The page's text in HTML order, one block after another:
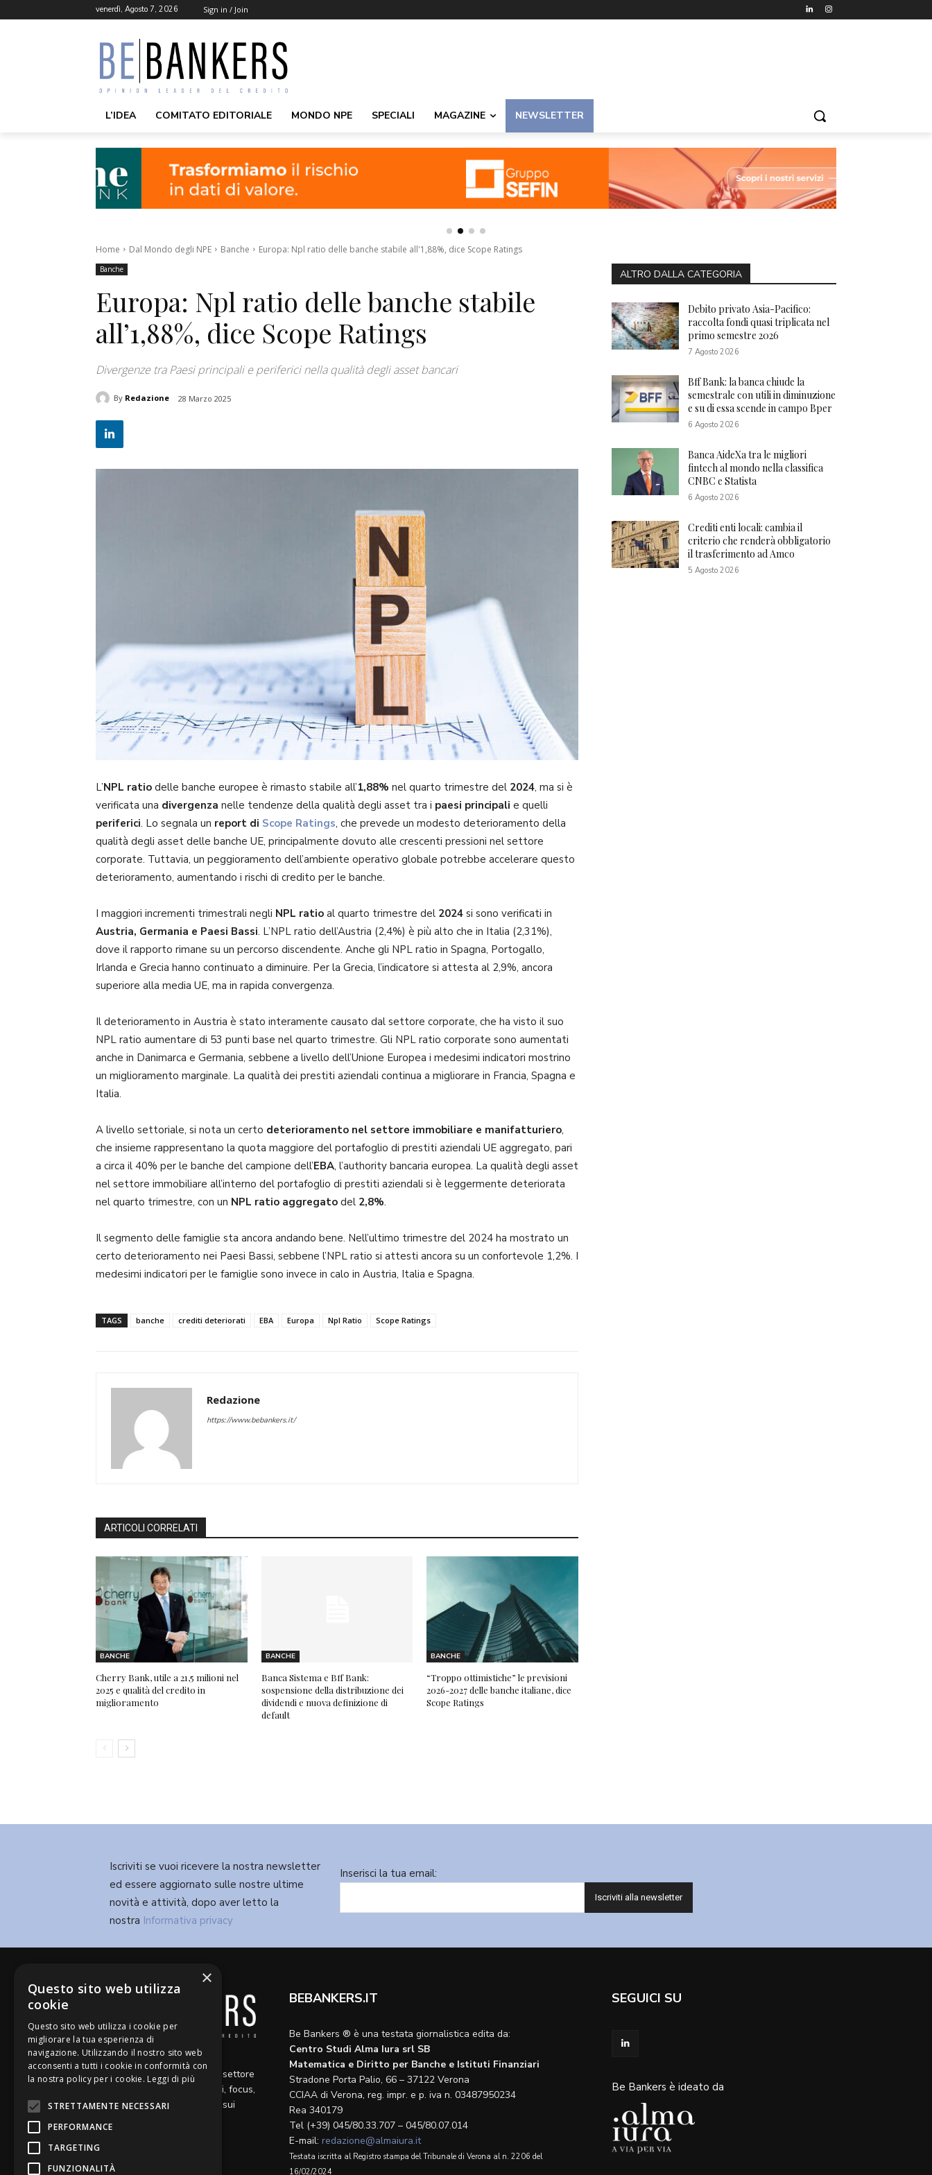
venerdì, Agosto 7, 2026 Sign in / Join
L’IDEA COMITATO EDITORIALE MONDO NPE SPECIALI MAGAZINE NEWSLETTER
Home Dal Mondo degli NPE Banche Europa: Npl ratio delle banche stabile all'1,88%, dice Scope Ratings
Banche
Europa: Npl ratio delle banche stabile
all’1,88%, dice Scope Ratings
Divergenze tra Paesi principali e periferici nella qualità degli asset bancari
By Redazione 28 Marzo 2025
L’NPL ratio delle banche europee è rimasto stabile all’1,88% nel quarto trimestre del 2024, ma si è
verificata una divergenza nelle tendenze della qualità degli asset tra i paesi principali e quelli
periferici. Lo segnala un report di Scope Ratings, che prevede un modesto deterioramento della
qualità degli asset delle banche UE, principalmente dovuto alle crescenti pressioni nel settore
corporate. Tuttavia, un peggioramento dell’ambiente operativo globale potrebbe accelerare questo
deterioramento, aumentando i rischi di credito per le banche.
I maggiori incrementi trimestrali negli NPL ratio al quarto trimestre del 2024 si sono verificati in
Austria, Germania e Paesi Bassi. L’NPL ratio dell’Austria (2,4%) è più alto che in Italia (2,31%),
dove il rapporto rimane su un percorso discendente. Anche gli NPL ratio in Spagna, Portogallo,
Irlanda e Grecia hanno continuato a diminuire. Per la Grecia, l’indicatore si attesta al 2,9%, ancora
superiore alla media UE, ma in rapida convergenza.
Il deterioramento in Austria è stato interamente causato dal settore corporate, che ha visto il suo
NPL ratio aumentare di 53 punti base nel quarto trimestre. Gli NPL ratio corporate sono aumentati
anche in Danimarca e Germania, sebbene a livello dell’Unione Europea i medesimi indicatori mostrino
un miglioramento marginale. La qualità dei prestiti aziendali continua a migliorare in Francia, Spagna e
Italia.
A livello settoriale, si nota un certo deterioramento nel settore immobiliare e manifatturiero,
che insieme rappresentano la quota maggiore del portafoglio di prestiti aziendali UE aggregato, pari
a circa il 40% per le banche del campione dell’EBA, l’authority bancaria europea. La qualità degli asset
nel settore immobiliare all’interno del portafoglio di prestiti aziendali si è leggermente deteriorata
nel quarto trimestre, con un NPL ratio aggregato del 2,8%.
Il segmento delle famiglie sta ancora andando bene. Nell’ultimo trimestre del 2024 ha mostrato un
certo deterioramento nei Paesi Bassi, sebbene l’NPL ratio si attesti ancora su un confortevole 1,2%. I
medesimi indicatori per le famiglie sono invece in calo in Austria, Italia e Spagna.
TAGS banche crediti deteriorati EBA Europa Npl Ratio Scope Ratings
Redazione
https://www.bebankers.it/
ARTICOLI CORRELATI
BANCHE
Cherry Bank, utile a 21,5 milioni nel
2025 e qualità del credito in
miglioramento
BANCHE
Banca Sistema e Bff Bank:
sospensione della distribuzione dei
dividendi e nuova definizione di
default
BANCHE
“Troppo ottimistiche” le previsioni
2026-2027 delle banche italiane, dice
Scope Ratings
ALTRO DALLA CATEGORIA
Debito privato Asia-Pacifico:
raccolta fondi quasi triplicata nel
primo semestre 2026
7 Agosto 2026
Bff Bank: la banca chiude la
semestrale con utili in diminuzione
e su di essa scende in campo Bper
6 Agosto 2026
Banca AideXa tra le migliori
fintech al mondo nella classifica
CNBC e Statista
6 Agosto 2026
Crediti enti locali: cambia il
criterio che renderà obbligatorio
il trasferimento ad Amco
5 Agosto 2026
Iscriviti se vuoi ricevere la nostra newsletter
ed essere aggiornato sulle nostre ultime
novità e attività, dopo aver letto la
nostra Informativa privacy
Inserisci la tua email:
Diamo voce a riflessioni,
aggiornamenti e opinioni sul settore
del credito, ospitando articoli, focus,
approfondimenti e interviste sui
BEBANKERS.IT
Be Bankers ® è una testata giornalistica edita da:
Centro Studi Alma Iura srl SB
Matematica e Diritto per Banche e Istituti Finanziari
Stradone Porta Palio, 66 – 37122 Verona
CCIAA di Verona, reg. impr. e p. iva n. 03487950234
Rea 340179
Tel (+39) 045/80.33.707 – 045/80.07.014
E-mail: redazione@almaiura.it
Testata iscritta al Registro stampa del Tribunale di Verona al n. 2206 del
16/02/2024
SEGUICI SU
Be Bankers è ideato da
×
Questo sito web utilizza
cookie
Questo sito web utilizza i cookie per
migliorare la tua esperienza di
navigazione. Utilizzando il nostro sito web
acconsenti a tutti i cookie in conformità con
la nostra policy per i cookie. Leggi di più
STRETTAMENTE NECESSARI
PERFORMANCE
TARGETING
FUNZIONALITÀ